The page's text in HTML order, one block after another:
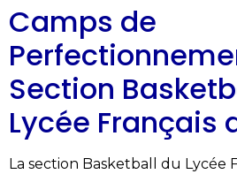
Camps de
Section
Lycée Français
La section Basketball du Lycée